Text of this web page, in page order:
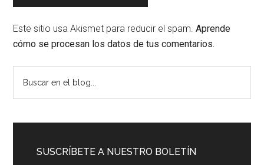
Este sitio usa Akismet para reducir el spam.Aprende
cómo se procesan los datos de tus comentarios.
Barra
lateral
principal
SUSCRÍBETE A NUESTRO BOLETÍN